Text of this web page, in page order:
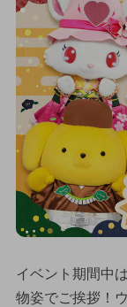
イベント期間中
物姿でご挨拶！